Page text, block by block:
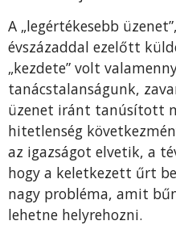
A „legértékesebb
évszázaddal ezelőtt
„kezdete” volt
tanácstalanságunk,
üzenet iránt tanúsított
hitetlenség
az igazságot elvetik, a
hogy a keletkezett űrt
nagy probléma, amit
lehetne helyrehozni.